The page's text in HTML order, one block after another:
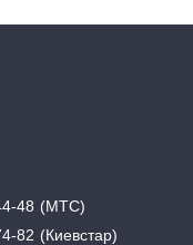
48
МТС
82
Киевстар